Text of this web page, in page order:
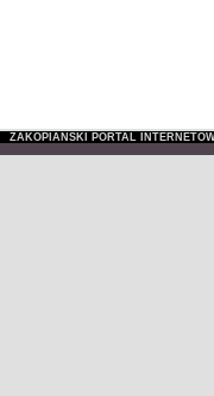
ZAKOPIAŃSKI PORTAL